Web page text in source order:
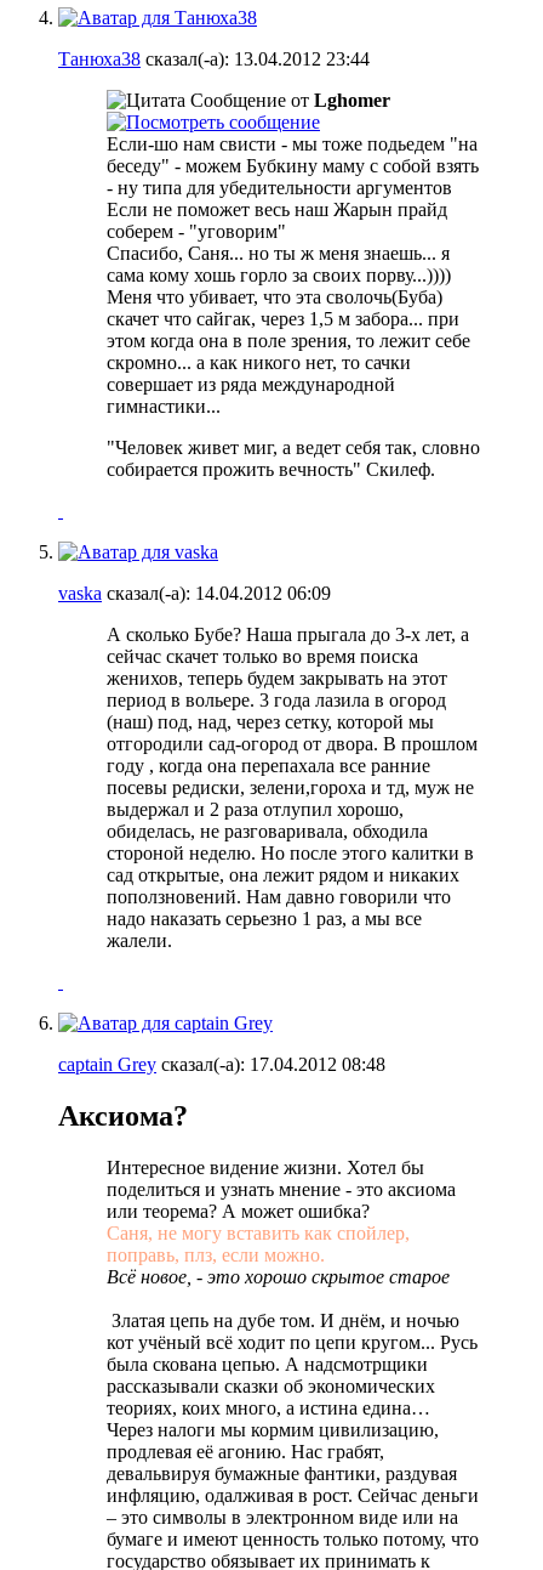
Танюха38 сказал(-а): 13.04.2012 23:44
Сообщение от Lghomer
Если-шо нам свисти - мы тоже подьедем "на
беседу" - можем Бубкину маму с собой взять
- ну типа для убедительности аргументов
Если не поможет весь наш Жарын прайд
соберем - "уговорим"
Спасибо, Саня... но ты ж меня знаешь... я
сама кому хошь горло за своих порву...))))
Меня что убивает, что эта сволочь(Буба)
скачет что сайгак, через 1,5 м забора... при
этом когда она в поле зрения, то лежит себе
скромно... а как никого нет, то сачки
совершает из ряда международной
гимнастики...
"Человек живет миг, а ведет себя так, словно
собирается прожить вечность" Скилеф.
vaska сказал(-а): 14.04.2012 06:09
А сколько Бубе? Наша прыгала до 3-х лет, а
сейчас скачет только во время поиска
женихов, теперь будем закрывать на этот
период в вольере. 3 года лазила в огород
(наш) под, над, через сетку, которой мы
отгородили сад-огород от двора. В прошлом
году , когда она перепахала все ранние
посевы редиски, зелени,гороха и тд, муж не
выдержал и 2 раза отлупил хорошо,
обиделась, не разговаривала, обходила
стороной неделю. Но после этого калитки в
сад открытые, она лежит рядом и никаких
поползновений. Нам давно говорили что
надо наказать серьезно 1 раз, а мы все
жалели.
captain Grey сказал(-а): 17.04.2012 08:48
Аксиома?
Интересное видение жизни. Хотел бы
поделиться и узнать мнение - это аксиома
или теорема? А может ошибка?
Саня, не могу вставить как спойлер,
поправь, плз, если можно.
Всё новое, - это хорошо скрытое старое
Златая цепь на дубе том. И днём, и ночью
кот учёный всё ходит по цепи кругом... Русь
была скована цепью. А надсмотрщики
рассказывали сказки об экономических
теориях, коих много, а истина едина…
Через налоги мы кормим цивилизацию,
продлевая её агонию. Нас грабят,
девальвируя бумажные фантики, раздувая
инфляцию, одалживая в рост. Сейчас деньги
– это символы в электронном виде или на
бумаге и имеют ценность только потому, что
государство обязывает их принимать к